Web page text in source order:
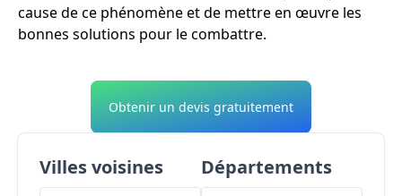
cause de ce phénomène et de mettre en œuvre les
bonnes solutions pour le combattre.
Obtenir un devis gratuitement
Villes voisines Départements